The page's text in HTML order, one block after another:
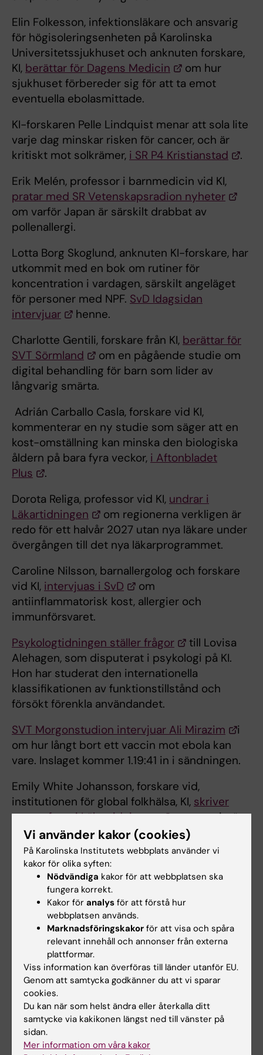
Elin Folkesson, infektionsläkare och ansvarig
för högisoleringsenheten på Karolinska
Universitetssjukhuset och anknuten forskare,
KI, berättar för Dagens Medicin
om hur
sjukhuset förbereder sig för att ta emot
eventuella ebolasmittade.
KI-forskaren Pelle Lindquist menar att sola lite
varje dag minskar risken för cancer, och är
kritiskt mot solkrämer, i SR P4 Kristianstad
.
Erik Melén, professor i barnmedicin vid KI,
pratar med SR Vetenskapsradion nyheter
om varför Japan är särskilt drabbat av
pollenallergi.
Lotta Borg Skoglund, anknuten KI-forskare, har
utkommit med en bok om rutiner för
koncentration i vardagen, särskilt angeläget
för personer med NPF. SvD Idagsidan
intervjuar
henne.
Charlotte Gentili, forskare från KI, berättar för
SVT Sörmland
om en pågående studie om
digital behandling för barn som lider av
långvarig smärta.
Adrián Carballo Casla, forskare vid KI,
kommenterar en ny studie som säger att en
kost-omställning kan minska den biologiska
åldern på bara fyra veckor, i Aftonbladet
Plus
.
Dorota Religa, professor vid KI, undrar i
Läkartidningen
om regionerna verkligen är
redo för ett halvår 2027 utan nya läkare under
övergången till det nya läkarprogrammet.
Caroline Nilsson, barnallergolog och forskare
vid KI, intervjuas i SvD
om
antiinflammatorisk kost, allergier och
immunförsvaret.
Psykologtidningen ställer frågor
till Lovisa
Alehagen, som disputerat i psykologi på KI.
Hon har studerat den internationella
klassifikationen av funktionstillstånd och
försökt förenkla användandet.
SVT Morgonstudion intervjuar Ali Mirazim
i
om hur långt bort ett vaccin mot ebola kan
vare. Inslaget kommer 1.19:41 in i sändningen.
Emily White Johansson, forskare vid,
institutionen för global folkhälsa, KI, skriver
egenreferat i Läkartidningen
om att migrän
troligen är underdiagnostiserad i områden
med svag social struktur.
Philip Lindner, docent vid KI,intervjuas av P1
Morgon
om att dataspelsberoende kan bli
en ny diagnos.
Läkartidningen skriver om eAT-provet
som
nu enbart kan genomföras i Stockholm och
Malmö och de kostnader det innebär för en
del läkare. Anders Carlborg, ordförande för
AT-nämnden, uttalar sig.
Risken att drabbas av näscancer är högre för
personer som jobbar i miljöer med trädamm,
skriver Byggnadsarbetaren
Vi använder kakor (cookies)
På Karolinska Institutets webbplats använder vi
kakor för olika syften:
Nödvändiga kakor för att webbplatsen ska
fungera korrekt.
Kakor för analys för att förstå hur
webbplatsen används.
Marknadsföringskakor för att visa och spåra
relevant innehåll och annonser från externa
plattformar.
Viss information kan överföras till länder utanför EU.
Genom att samtycka godkänner du att vi sparar
cookies.
Du kan när som helst ändra eller återkalla ditt
samtycke via kakikonen längst ned till vänster på
sidan.
Mer information om våra kakor